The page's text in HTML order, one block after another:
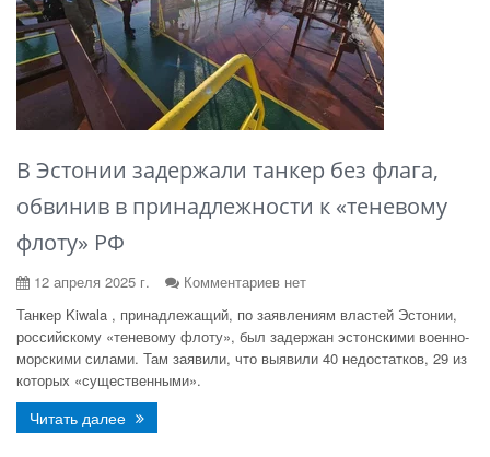
В Эстонии задержали танкер без флага,
обвинив в принадлежности к «теневому
флоту» РФ
12 апреля 2025 г.
Комментариев нет
Танкер Kiwala , принадлежащий, по заявлениям властей Эстонии,
российскому «теневому флоту», был задержан эстонскими военно-
морскими силами. Там заявили, что выявили 40 недостатков, 29 из
которых «существенными».
Читать далее